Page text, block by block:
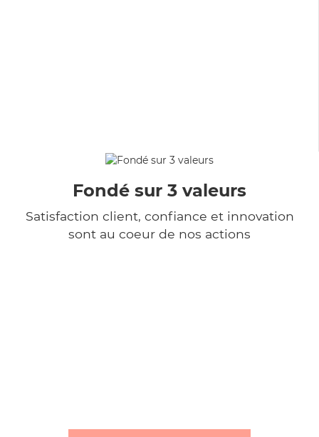
Fondé sur 3 valeurs
Satisfaction client, confiance et innovation
sont au coeur de nos actions